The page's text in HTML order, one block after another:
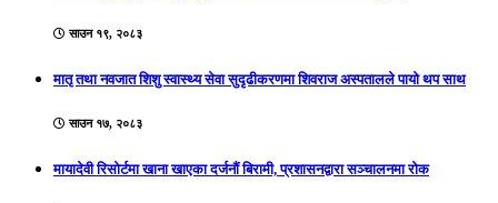
साउन १९, २०८३
मातृ तथा नवजात शिशु स्वास्थ्य सेवा सुदृढीकरणमा शिवराज अस्पतालले पायो थप साथ
साउन १७, २०८३
मायादेवी रिसोर्टमा खाना खाएका दर्जनौं बिरामी, प्रशासनद्वारा सञ्चालनमा रोक